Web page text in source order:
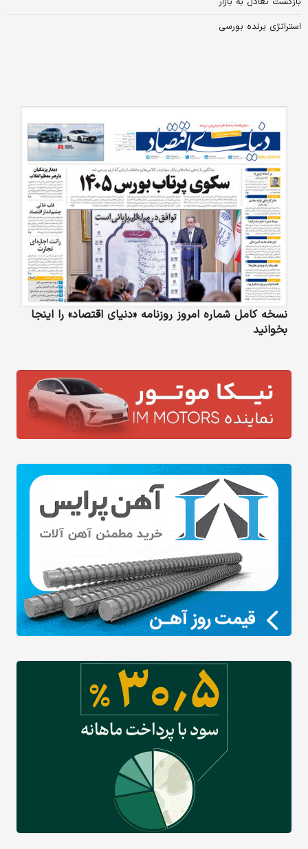
استراتژی برنده بورسی
نسخه کامل شماره امروز روزنامه «دنیای‌ اقتصاد» را اینجا
بخوانید